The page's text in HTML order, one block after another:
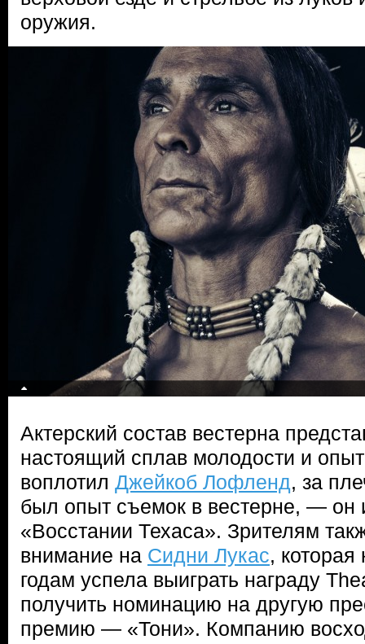
оружия.
Актерский состав вестерна
настоящий сплав молодости и
воплотил Джейкоб Лофленд, за
был опыт съемок в вестерне, — он
«Восстании Техаса». Зрителям
внимание на Сидни Лукас, которая
годам успела выиграть награду
получить номинацию на другую
премию — «Тони». Компанию